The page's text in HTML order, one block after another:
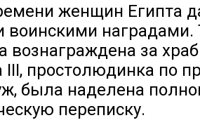
женщин Египта
воинскими наградами.
вознаграждена за
III, простолюдинка по
была наделена
переписку.